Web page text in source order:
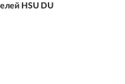
HSU DU